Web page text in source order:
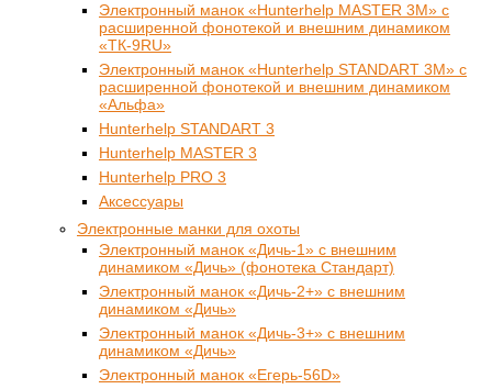
Электронный манок «Hunterhelp MASTER 3M» с
расширенной фонотекой и внешним динамиком
«ТК-9RU»
Электронный манок «Hunterhelp STANDART 3M» с
расширенной фонотекой и внешним динамиком
«Альфа»
Hunterhelp STANDART 3
Hunterhelp MASTER 3
Hunterhelp PRO 3
Аксессуары
Электронные манки для охоты
Электронный манок «Дичь-1» с внешним
динамиком «Дичь» (фонотека Стандарт)
Электронный манок «Дичь-2+» с внешним
динамиком «Дичь»
Электронный манок «Дичь-3+» с внешним
динамиком «Дичь»
Электронный манок «Егерь-56D»